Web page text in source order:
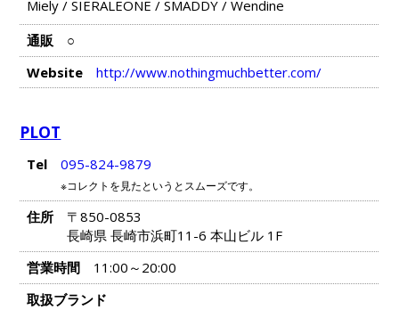
Miely/ SIERALEONE / SMADDY/ Wendine
通販
○
Website
http://www.nothingmuchbetter.com/
PLOT
Tel 095-824-9879
※コレクトを見たというとスムーズです。
住所
〒850-0853
長崎県 長崎市浜町11-6 本山ビル 1F
営業時間
11:00～20:00
取扱ブランド